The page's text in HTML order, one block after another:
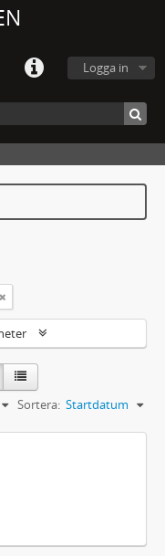
Logga in
Sortera: Startdatum